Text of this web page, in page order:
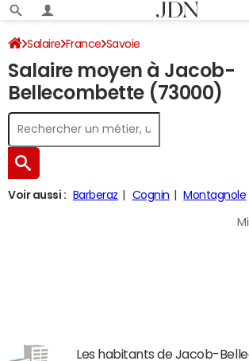
Salaire France Savoie
Salaire moyen à Jacob-
Bellecombette (73000)
Voir aussi : Barberaz Cognin Montagnole
Les habitants de Jacob-